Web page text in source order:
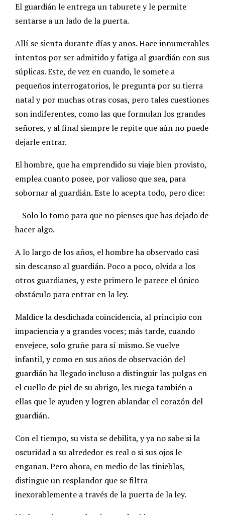
El guardián le entrega un taburete y le permite
sentarse a un lado de la puerta.
Allí se sienta durante días y años. Hace innumerables
intentos por ser admitido y fatiga al guardián con sus
súplicas. Este, de vez en cuando, le somete a
pequeños interrogatorios, le pregunta por su tierra
natal y por muchas otras cosas, pero tales cuestiones
son indiferentes, como las que formulan los grandes
señores, y al final siempre le repite que aún no puede
dejarle entrar.
El hombre, que ha emprendido su viaje bien provisto,
emplea cuanto posee, por valioso que sea, para
sobornar al guardián. Este lo acepta todo, pero dice:
—Solo lo tomo para que no pienses que has dejado de
hacer algo.
A lo largo de los años, el hombre ha observado casi
sin descanso al guardián. Poco a poco, olvida a los
otros guardianes, y este primero le parece el único
obstáculo para entrar en la ley.
Maldice la desdichada coincidencia, al principio con
impaciencia y a grandes voces; más tarde, cuando
envejece, solo gruñe para sí mismo. Se vuelve
infantil, y como en sus años de observación del
guardián ha llegado incluso a distinguir las pulgas en
el cuello de piel de su abrigo, les ruega también a
ellas que le ayuden y logren ablandar el corazón del
guardián.
Con el tiempo, su vista se debilita, y ya no sabe si la
oscuridad a su alrededor es real o si sus ojos le
engañan. Pero ahora, en medio de las tinieblas,
distingue un resplandor que se filtra
inexorablemente a través de la puerta de la ley.